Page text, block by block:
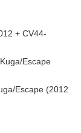
+ CV44-
Escape
Escape (2012